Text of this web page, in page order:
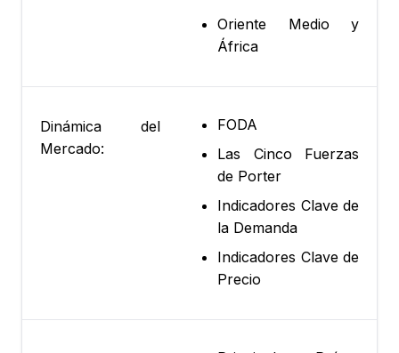
Oriente Medio y
África
Dinámica del
Mercado:
FODA
Las Cinco Fuerzas
de Porter
Indicadores Clave de
la Demanda
Indicadores Clave de
Precio